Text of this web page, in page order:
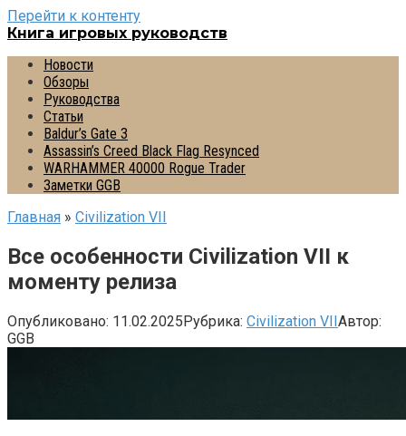
Перейти к контенту
Книга игровых руководств
Новости
Обзоры
Руководства
Статьи
Baldur’s Gate 3
Assassin’s Creed Black Flag Resynced
WARHAMMER 40000 Rogue Trader
Заметки GGB
Главная » Civilization VII
Все особенности Civilization VII к
моменту релиза
Опубликовано: 11.02.2025Рубрика: Civilization VIIАвтор:
GGB